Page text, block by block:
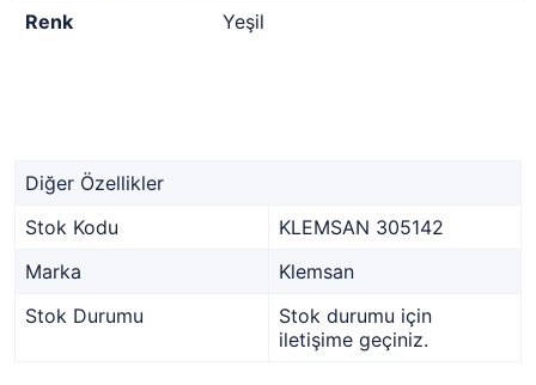
Renk
Yeşil
Diğer Özellikler
Stok Kodu
KLEMSAN 305142
Marka
Klemsan
Stok Durumu
Stok durumu için
iletişime geçiniz.